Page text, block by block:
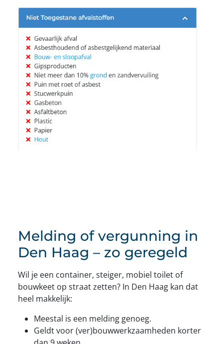
Melding of vergunning in
Den Haag – zo geregeld
Wil je een container, steiger, mobiel toilet of
bouwkeet op straat zetten? In Den Haag kan dat
heel makkelijk:
Meestal is een melding genoeg.
Geldt voor (ver)bouwwerkzaamheden korter